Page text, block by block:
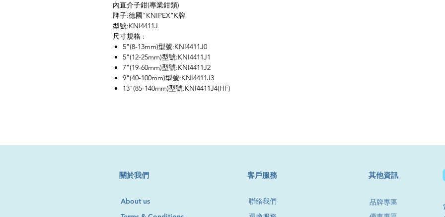
內直介子鉗(專業鉗類)
牌子:德國"KNIPEX"K牌
型號:KNI4411J
尺寸規格 :
5"(8-13mm)型號:KNI4411J0
5"(12-25mm)型號:KNI4411J1
7"(19-60mm)型號:KNI4411J2
9"(40-100mm)型號:KNI4411J3
13"(85-140mm)型號:KNI4411J4(HF)
​關於我們
About us
​客戶服務
聯絡我們
其他資訊
品牌專區